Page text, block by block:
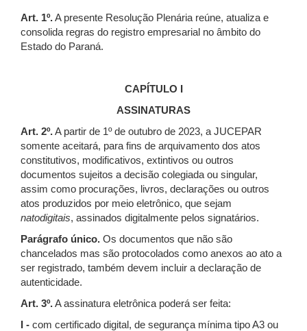
Art. 1º.A presente Resolução Plenária reúne, atualiza e
consolida regras do registro empresarial no âmbito do
Estado do Paraná.
CAPÍTULO I
ASSINATURAS
Art. 2º.A partir de 1º de outubro de 2023, a JUCEPAR
somente aceitará, para fins de arquivamento dos atos
constitutivos, modificativos, extintivos ou outros
documentos sujeitos a decisão colegiada ou singular,
assim como procurações, livros, declarações ou outros
atos produzidos por meio eletrônico, que sejam
natodigitais, assinados digitalmente pelos signatários.
Parágrafo único. Os documentos que não são
chancelados mas são protocolados como anexos ao ato a
ser registrado, também devem incluir a declaração de
autenticidade.
Art. 3º.A assinatura eletrônica poderá ser feita:
I - com certificado digital, de segurança mínima tipo A3 ou